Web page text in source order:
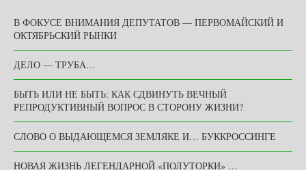
В ФОКУСЕ ВНИМАНИЯ ДЕПУТАТОВ — ПЕРВОМАЙСКИЙ И
ОКТЯБРЬСКИЙ РЫНКИ
ДЕЛО — ТРУБА…
БЫТЬ ИЛИ НЕ БЫТЬ: КАК СДВИНУТЬ ВЕЧНЫЙ
РЕПРОДУКТИВНЫЙ ВОПРОС В СТОРОНУ ЖИЗНИ?
СЛОВО О ВЫДАЮЩЕМСЯ ЗЕМЛЯКЕ И… БУККРОССИНГЕ
НОВАЯ ЖИЗНЬ ЛЕГЕНДАРНОЙ «ПОЛУТОРКИ» …